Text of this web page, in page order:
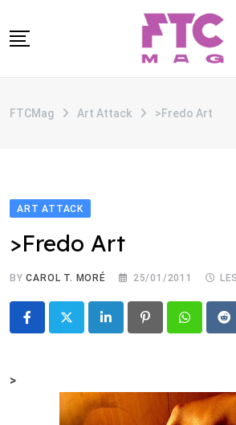
to
CATEGORIAS
FTCMag Art Attack >Fredo Art
ART ATTACK
>Fredo Art
BYCAROL T. MORÉ 25/01/2011
LinkedIn PinterestWhatsapp
>